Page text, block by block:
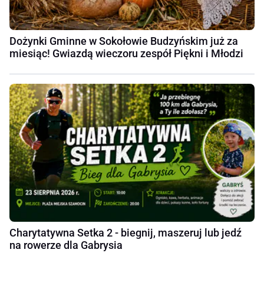
Dożynki Gminne w Sokołowie Budzyńskim już za
miesiąc! Gwiazdą wieczoru zespół Piękni i Młodzi
Charytatywna Setka 2 - biegnij, maszeruj lub jedź
na rowerze dla Gabrysia